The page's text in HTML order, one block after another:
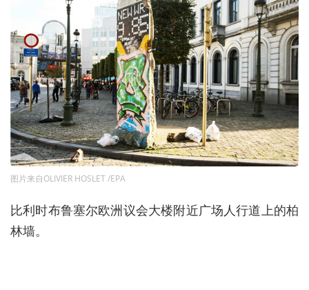
图片来自OLIVIER HOSLET /EPA
比利时布鲁塞尔欧洲议会大楼附近广场人行道上的柏
林墙。